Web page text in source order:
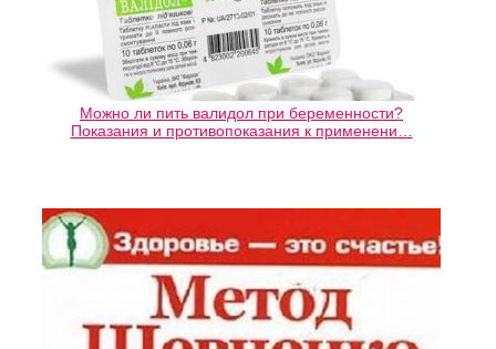
Можно ли пить валидол при беременности?
Показания и противопоказания к применени…